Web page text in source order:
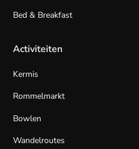
Bed & Breakfast
Activiteiten
Kermis
Rommelmarkt
Bowlen
Wandelroutes